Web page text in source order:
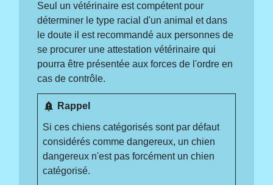
Seul un vétérinaire est compétent pour
déterminer le type racial d'un animal et dans
le doute il est recommandé aux personnes de
se procurer une attestation vétérinaire qui
pourra être présentée aux forces de l'ordre en
cas de contrôle.
notification_important Rappel
Si ces chiens catégorisés sont par défaut
considérés comme dangereux, un chien
dangereux n'est pas forcément un chien
catégorisé.